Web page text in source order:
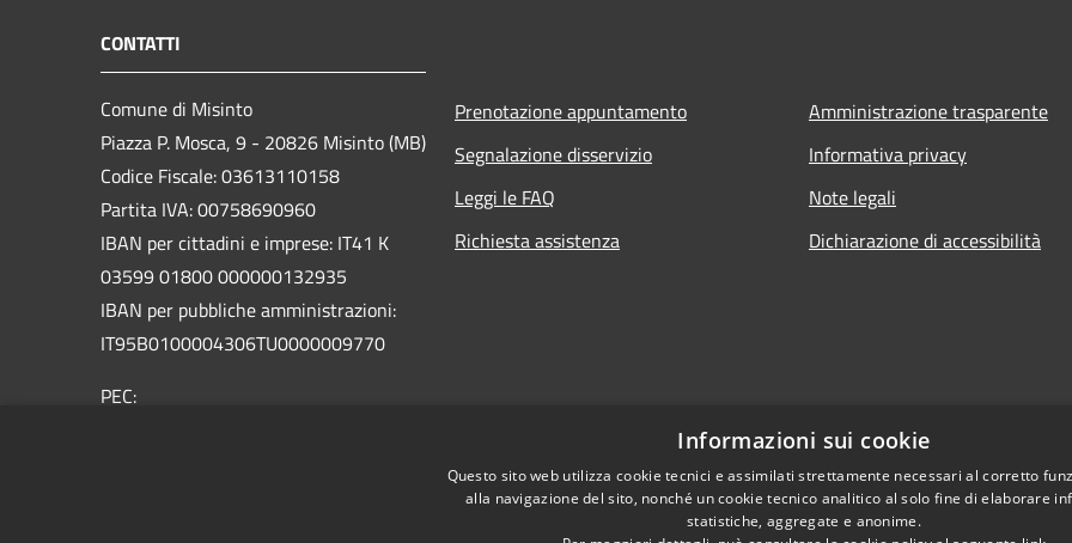
CONTATTI
Comune di Misinto
Piazza P. Mosca, 9 - 20826 Misinto (MB)
Codice Fiscale: 03613110158
Partita IVA: 00758690960
IBAN per cittadini e imprese: IT41 K
03599 01800 000000132935
IBAN per pubbliche amministrazioni:
IT95B0100004306TU0000009770
PEC:
Prenotazione appuntamento
Segnalazione disservizio
Leggi le FAQ
Richiesta assistenza
Amministrazione trasparente
Informativa privacy
Note legali
Dichiarazione di accessibilità
Informazioni sui cookie
Questo sito web utilizza cookie tecnici e assimilati strettamente necessari al corretto
alla navigazione del sito, nonché un cookie tecnico analitico al solo fine di elaborare
statistiche, aggregate e anonime.